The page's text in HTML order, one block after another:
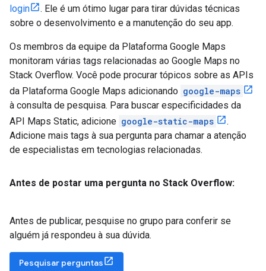
login
. Ele é um ótimo lugar para tirar dúvidas técnicas
sobre o desenvolvimento e a manutenção do seu app.
Os membros da equipe da Plataforma Google Maps
monitoram várias tags relacionadas ao Google Maps no
Stack Overflow. Você pode procurar tópicos sobre as APIs
da Plataforma Google Maps adicionando google-maps
à consulta de pesquisa. Para buscar especificidades da
API Maps Static, adicione google-static-maps
.
Adicione mais tags à sua pergunta para chamar a atenção
de especialistas em tecnologias relacionadas.
Antes de postar uma pergunta no Stack Overflow:
Antes de publicar, pesquise no grupo para conferir se
alguém já respondeu à sua dúvida.
Pesquisar perguntas